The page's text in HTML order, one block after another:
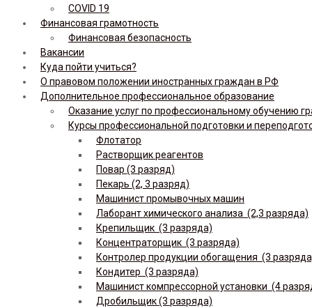
COVID 19
Финансовая грамотность
Финансовая безопасность
Вакансии
Куда пойти учиться?
О правовом положении иностранных граждан в РФ
Дополнительное профессиональное образование
Оказание услуг по профессиональному обучению
Курсы профессиональной подготовки и
Флотатор
Растворщик реагентов
Повар (3 разряд)
Пекарь (2, 3 разряд)
Машинист промывочных машин
Лаборант химического анализа (2,3 разряда)
Крепильщик (3 разряда)
Концентраторщик (3 разряда)
Контролер продукции обогащения (3
Кондитер (3 разряда)
Машинист компрессорной установки (4
Дробильщик (3 разряда)